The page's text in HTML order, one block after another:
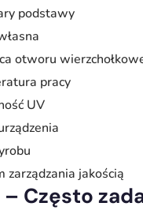
podstawy
otworu
pracy
UV
zarządzania jakością
– Często